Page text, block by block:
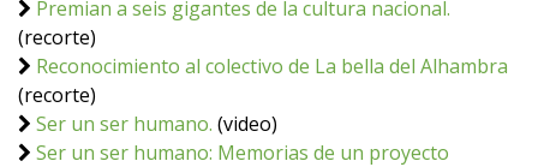
Premian a seis gigantes de la cultura nacional.
(recorte)
Reconocimiento al colectivo de La bella del Alhambra
(recorte)
Ser un ser humano. (video)
Ser un ser humano: Memorias de un proyecto